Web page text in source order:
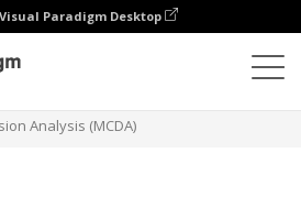
Visual Paradigm Desktop
Analysis (MCDA)